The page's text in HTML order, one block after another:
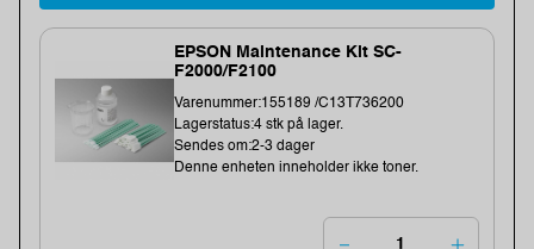
EPSON Maintenance Kit SC-
F2000/F2100
Varenummer:155189 /C13T736200
Lagerstatus:4 stk på lager.
Sendes om:2-3 dager
Denne enheten inneholder ikke toner.